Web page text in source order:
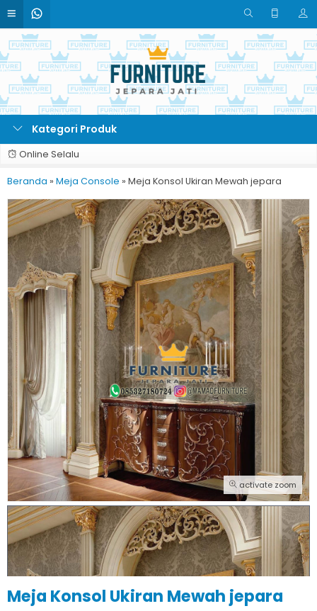
Kategori Produk
Online Selalu
Beranda » Meja Console » Meja Konsol Ukiran Mewah jepara
activate zoom
Meja Konsol Ukiran Mewah jepara